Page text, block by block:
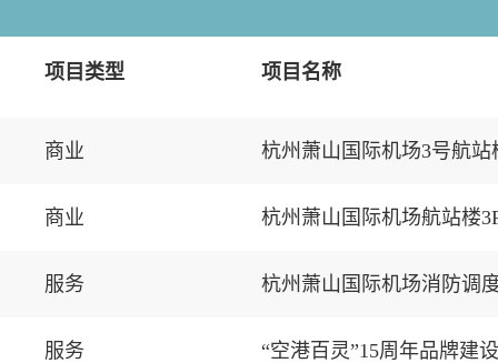
项目类型 项目名称
商业 杭州萧山国际机场3号航
商业 杭州萧山国际机场航站楼
服务 杭州萧山国际机场消防调
服务 “空港百灵”15周年品牌建